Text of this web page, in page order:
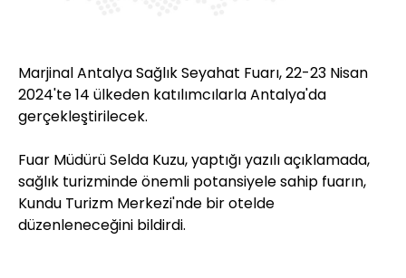
Marjinal Antalya Sağlık Seyahat Fuarı, 22-23 Nisan
2024'te 14 ülkeden katılımcılarla Antalya'da
gerçekleştirilecek.
Fuar Müdürü Selda Kuzu, yaptığı yazılı açıklamada,
sağlık turizminde önemli potansiyele sahip fuarın,
Kundu Turizm Merkezi'nde bir otelde
düzenleneceğini bildirdi.